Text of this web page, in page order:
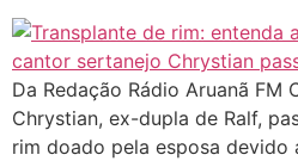
Da Redação Rádio Aruanã FM
Chrystian, ex-dupla de Ralf,
rim doado pela esposa devido